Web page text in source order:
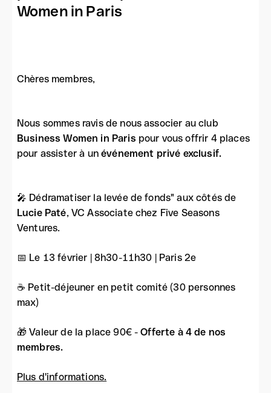
Women in Paris
Chères membres,
Nous sommes ravis de nous associer au club
Business Women in Paris pour vous offrir 4 places
pour assister à unévénement privé exclusif.
🎤 Dédramatiser la levée de fonds" aux côtés de
Lucie Paté, VC Associate chez Five Seasons
Ventures.
📅 Le 13 février | 8h30-11h30 | Paris 2e
☕ Petit-déjeuner en petit comité (30 personnes
max)
🎁 Valeur de la place 90€ -Offerte à 4 de nos
membres.
Plus d'informations.